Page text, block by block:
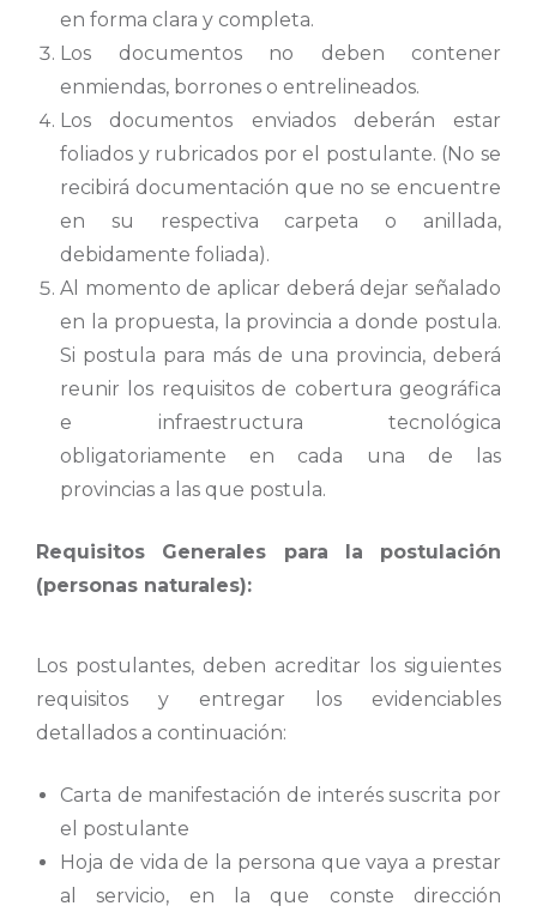
en forma clara y completa.
Los documentos no deben contener
enmiendas, borrones o entrelineados.
Los documentos enviados deberán estar
foliados y rubricados por el postulante. (No se
recibirá documentación que no se encuentre
en su respectiva carpeta o anillada,
debidamente foliada).
Al momento de aplicar deberá dejar señalado
en la propuesta, la provincia a donde postula.
Si postula para más de una provincia, deberá
reunir los requisitos de cobertura geográfica
e infraestructura tecnológica
obligatoriamente en cada una de las
provincias a las que postula.
Requisitos Generales para la postulación
(personas naturales):
Los postulantes, deben acreditar los siguientes
requisitos y entregar los evidenciables
detallados a continuación:
Carta de manifestación de interés suscrita por
el postulante
Hoja de vida de la persona que vaya a prestar
al servicio, en la que conste dirección